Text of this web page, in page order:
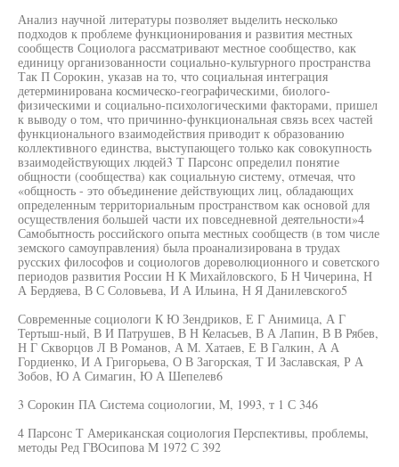
Анализ научной литературы позволяет выделить несколько
подходов к проблеме функционирования и развития местных
сообществ Социолога рассматривают местное сообщество, как
единицу организованности социально-культурного пространства
Так П Сорокин, указав на то, что социальная интеграция
детерминирована космическо-географическими, биолого-
физическими и социально-психологическими факторами, пришел
к выводу о том, что причинно-функциональная связь всех частей
функционального взаимодействия приводит к образованию
коллективного единства, выступающего только как совокупность
взаимодействующих людей3 Т Парсонс определил понятие
общности (сообщества) как социальную систему, отмечая, что
«общность - это объединение действующих лиц, обладающих
определенным территориальным пространством как основой для
осуществления большей части их повседневной деятельности»4
Самобытность российского опыта местных сообществ (в том числе
земского самоуправления) была проанализирована в трудах
русских философов и социологов дореволюционного и советского
периодов развития России Н К Михайловского, Б Н Чичерина, Н
А Бердяева, В С Соловьева, И А Ильина, Н Я Данилевского5
Современные социологи К Ю Зендриков, Е Г Анимица, А Г
Тертыш-ный, В И Патрушев, В Н Келасьев, В А Лапин, В В Рябев,
Н Г Скворцов Л В Романов, А М. Хатаев, Е В Галкин, А А
Гордиенко, И А Григорьева, О В Загорская, Т И Заславская, Р А
Зобов, Ю А Симагин, Ю А Шепелев6
3 Сорокин ПА Система социологии, M, 1993, т 1 С 346
4 Парсонс Т Американская социология Перспективы, проблемы,
методы Ред ГВОсипова M 1972 С 392